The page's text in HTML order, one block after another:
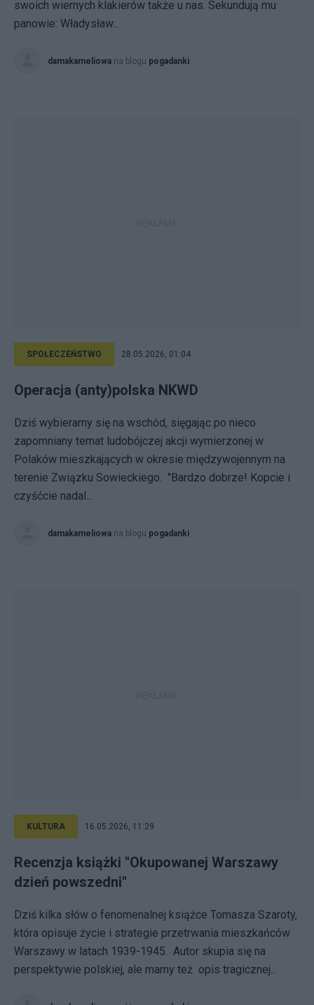
swoich wiernych klakierów także u nas. Sekundują mu
panowie: Władysław...
damakameliowa na blogu pogadanki
SPOŁECZEŃSTWO 28.05.2026, 01:04
Operacja (anty)polska NKWD
Dziś wybieramy się na wschód, sięgając po nieco
zapomniany temat ludobójczej akcji wymierzonej w
Polaków mieszkających w okresie międzywojennym na
terenie Związku Sowieckiego. "Bardzo dobrze! Kopcie i
czyśćcie nadal...
damakameliowa na blogu pogadanki
KULTURA 16.05.2026, 11:29
Recenzja książki "Okupowanej Warszawy
dzień powszedni"
Dziś kilka słów o fenomenalnej książce Tomasza Szaroty,
która opisuje życie i strategie przetrwania mieszkańców
Warszawy w latach 1939-1945. Autor skupia się na
perspektywie polskiej, ale mamy też opis tragicznej...